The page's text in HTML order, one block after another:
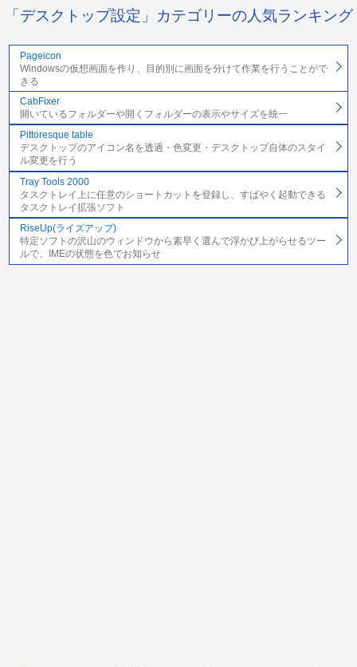
「デスクトップ設定」カテゴリーの人気ランキング
Pageicon
Windowsの仮想画面を作り、目的別に画面を分けて作業を行うことがで
きる
CabFixer
開いているフォルダーや開くフォルダーの表示やサイズを統一
Pittoresque table
デスクトップのアイコン名を透過・色変更・デスクトップ自体のスタイ
ル変更を行う
Tray Tools 2000
タスクトレイ上に任意のショートカットを登録し、すばやく起動できる
タスクトレイ拡張ソフト
RiseUp(ライズアップ)
特定ソフトの沢山のウィンドウから素早く選んで浮かび上がらせるツー
ルで、IMEの状態を色でお知らせ